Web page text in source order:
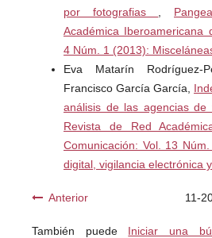
35(1):227-232.
Piñero, M., y Colmenares E.
Acción. Una herramienta
comprensión y transformación
socio-educativas. Revista de
Pruneda, R. (2020). Moodle:
competencias TIC del
por fotografias
Académica Iberoamericana
4 Núm. 1 (2013):
Eva Matarín Rodríguez-
Francisco García García,
análisis de las agencias de
Revista de Red
Comunicación: Vol. 13
digital, vigilancia electrónica
Anterior 11-
También puede Iniciar una